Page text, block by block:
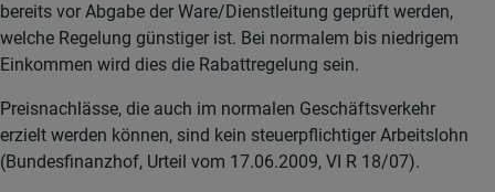
bereits vor Abgabe der Ware/Dienstleitung geprüft werden,
welche Regelung günstiger ist. Bei normalem bis niedrigem
Einkommen wird dies die Rabattregelung sein.
Preisnachlässe, die auch im normalen Geschäftsverkehr
erzielt werden können, sind kein steuerpflichtiger Arbeitslohn
(Bundesfinanzhof, Urteil vom 17.06.2009, VI R 18/07).